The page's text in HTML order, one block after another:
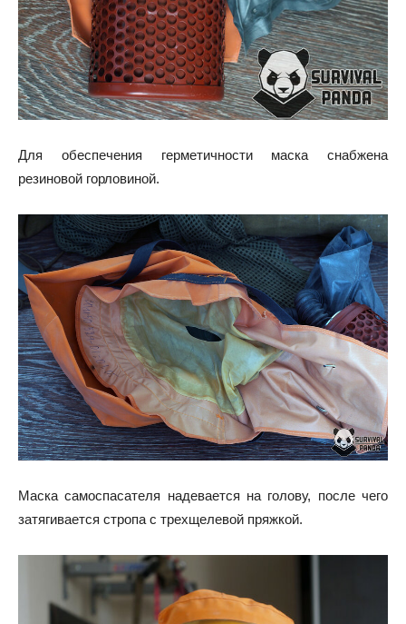
Для обеспечения герметичности маска снабжена
резиновой горловиной.
Маска самоспасателя надевается на голову, после чего
затягивается стропа с трехщелевой пряжкой.